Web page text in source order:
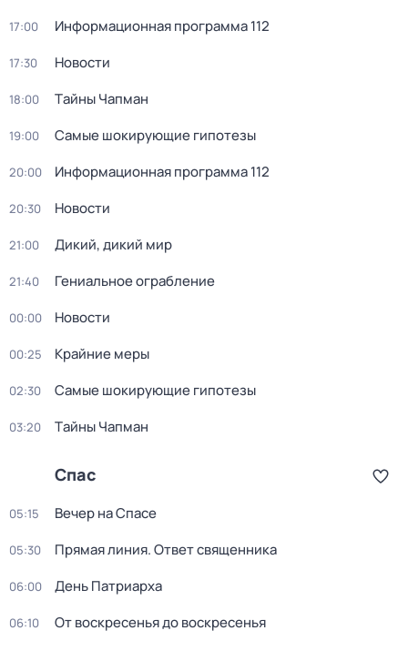
17:00 Информационная программа 112
17:30 Новости
18:00 Тaйны Чапман
19:00 Самые шoкиpующие гипотезы
20:00 Информационная программа 112
20:30 Новости
21:00 Дикий, дикий мир
21:40 Гениальное ограбление
00:00 Новости
00:25 Крайние меры
02:30 Самые шoкиpующие гипотезы
03:20 Тaйны Чапман
Спас
05:15 Вечер на Спасе
05:30 Прямая линия. Ответ священника
06:00 День Патриарха
06:10
От воскресенья до воскресенья